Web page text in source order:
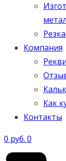
Компания
Как
Контакты
0 руб. 0